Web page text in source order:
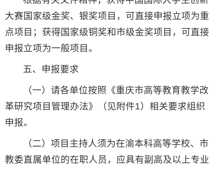
大赛国家级金奖、银奖项目，可直接申报立项为重
点项目；获得国家级铜奖和市级金奖项目，可直接
申报立项为一般项目。
五、申报要求
（一）请各单位按照《重庆市高等教育教学改
革研究项目管理办法》（见附件1）相关要求组织
申报。
（二）项目主持人须为在渝本科高等学校、市
教委直属单位的在职人员，应具有副高及以上专业